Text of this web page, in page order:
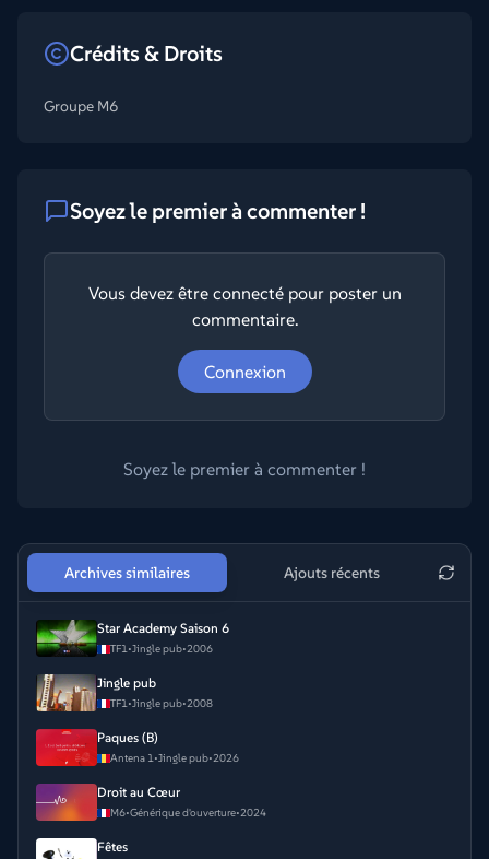
Crédits & Droits
Groupe M6
Soyez le premier à commenter !
Vous devez être connecté pour poster un
commentaire.
Connexion
Soyez le premier à commenter !
Archives similaires Ajouts récents
Star Academy Saison 6
TF1•Jingle pub•2006
Jingle pub
TF1•Jingle pub•2008
Paques (B)
Antena 1•Jingle pub•2026
Droit au Cœur
M6•Générique d'ouverture•2024
Fêtes